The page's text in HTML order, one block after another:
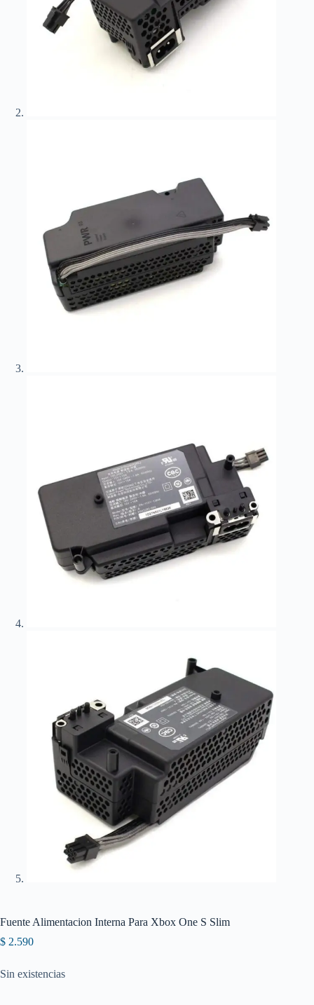
Fuente Alimentacion Interna Para Xbox One S Slim
$ 2.590
Sin existencias